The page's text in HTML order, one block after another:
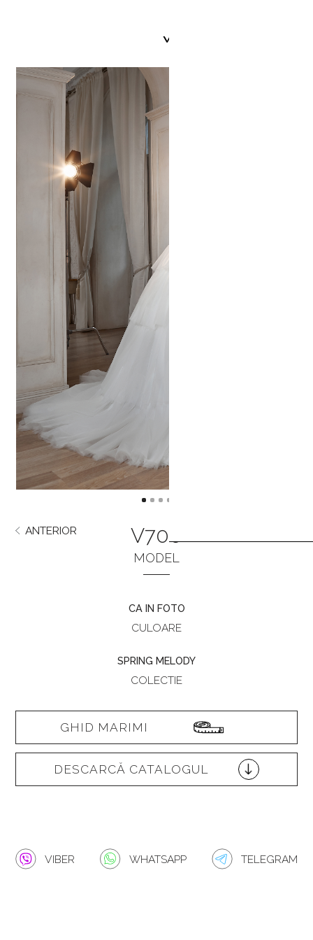
MODEL
V700
ANTERIOR
COLECTIE
SPRING MELODY
CULOARE
CA IN FOTO
GHID MARIMI
DESCARCĂ CATALOGUL
VIBER WHATSAPP TELEGRAM